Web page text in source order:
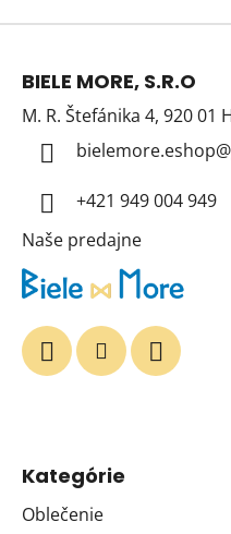
Z
BIELE MORE, S.R.O
M. R. Štefánika 4, 920 01
bielemore.eshop@
+421 949 004 949
Naše predajne
Kategórie
Oblečenie